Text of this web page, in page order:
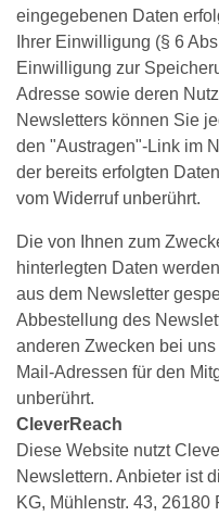
eingegebenen Daten
Ihrer Einwilligung (§ 6
Einwilligung zur
Adresse sowie deren
Newsletters können Sie
den "Austragen"-Link im
der bereits erfolgten
vom Widerruf unberührt.
Die von Ihnen zum
hinterlegten Daten
aus dem Newsletter
Abbestellung des
anderen Zwecken bei
Mail-Adressen für den
unberührt.
CleverReach
Diese Website nutzt
Newslettern. Anbieter ist
KG, Mühlenstr. 43,